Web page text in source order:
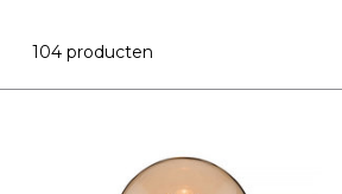
104 producten